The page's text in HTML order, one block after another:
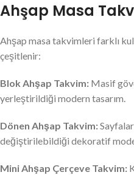
Ahşap Masa
Ahşap masa takvimleri farklı
çeşitlenir:
Blok Ahşap Takvim: Masif
yerleştirildiği modern tasarım.
Dönen Ahşap Takvim:
değiştirilebildiği dekoratif
Mini Ahşap Çerçeve Takvim: